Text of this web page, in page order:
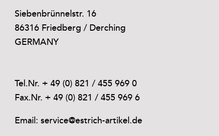
Siebenbrünnelstr. 16
86316 Friedberg / Derching
GERMANY
Tel.Nr. + 49 (0) 821 / 455 969 0
Fax.Nr. + 49 (0) 821 / 455 969 6
Email: service@estrich-artikel.de